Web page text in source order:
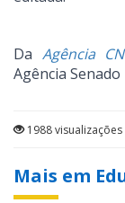
Da Agência
Agência Senado
1988 visualizações
Mais em